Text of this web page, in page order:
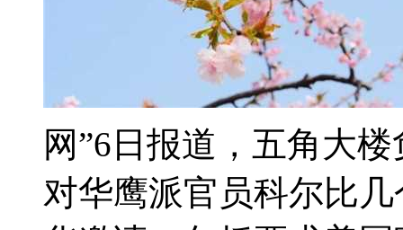
网”6日报道，五角大
对华鹰派官员科尔比